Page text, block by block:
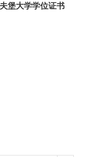
堡大学学位证书